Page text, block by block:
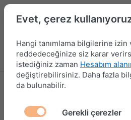
Menü Kampanyalar Yeni
TEZGAH ALTI BAZA
7 ürün gösteriliyor
Evet, çerez
Hangi tanımlama bilgilerine
reddedeceğinize siz karar
istediğiniz zaman Hesabım
değiştirebilirsiniz. Daha fazla
da bulunabilir.
Gerekli çerezler